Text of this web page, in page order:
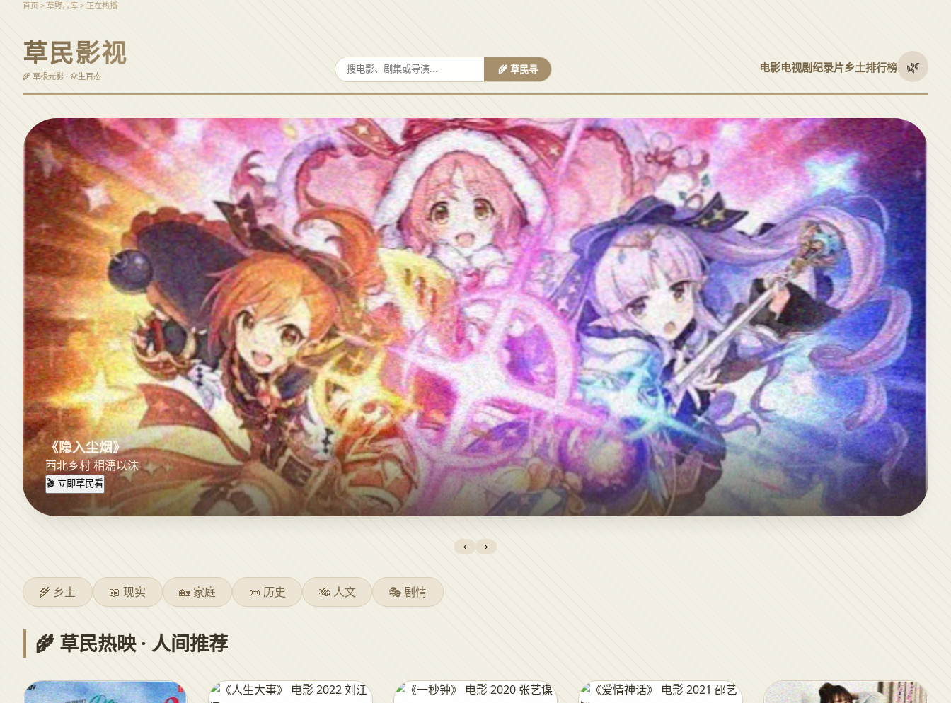
首页 > 草野片库 > 正在热播
草民影视
🌾 草根光影 · 众生百态
🌾 草民寻 电影电视剧纪录片乡土排行榜 🌿
《隐入尘烟》
西北乡村 相濡以沫
🎬 立即草民看
‹ ›
🌾 乡土 📖 现实 🏡 家庭 📜 历史 🎋 人文 🎭 剧情
🌾 草民热映 · 人间推荐